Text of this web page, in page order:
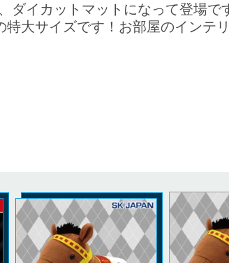
ダイカットマットになって登場で
大サイズです！お部屋のインテ